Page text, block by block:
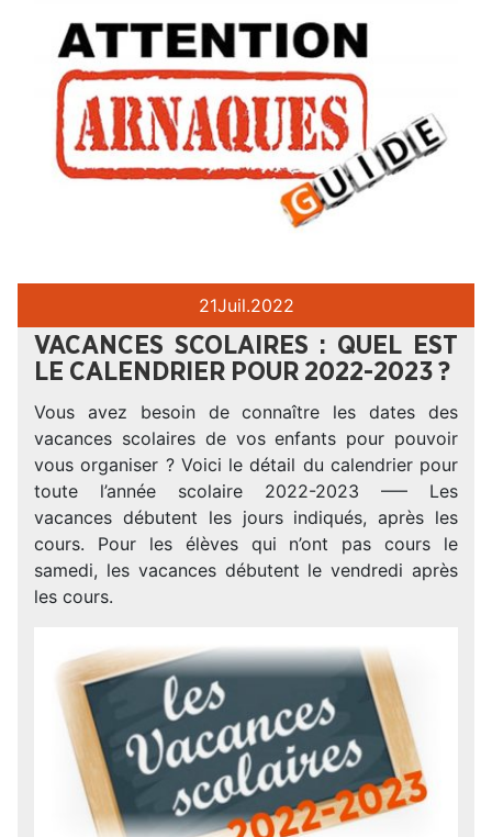
21Juil.2022
VACANCES SCOLAIRES : QUEL EST
LE CALENDRIER POUR 2022-2023 ?
Vous avez besoin de connaître les dates des
vacances scolaires de vos enfants pour pouvoir
vous organiser ? Voici le détail du calendrier pour
toute l’année scolaire 2022-2023 —– Les
vacances débutent les jours indiqués, après les
cours. Pour les élèves qui n’ont pas cours le
samedi, les vacances débutent le vendredi après
les cours.